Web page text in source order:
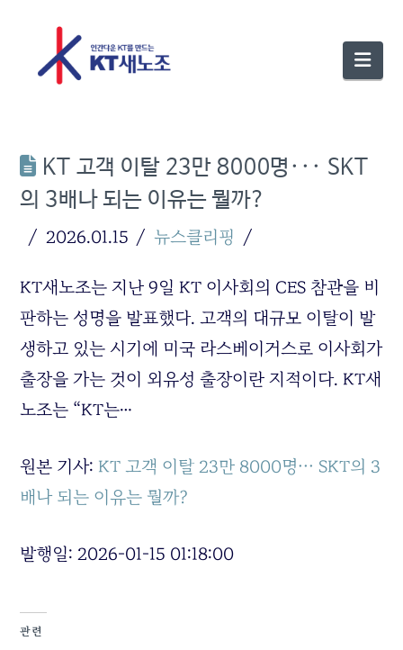
KT 고객 이탈 23만 8000명··· SKT
의 3배나 되는 이유는 뭘까?
2026.01.15 뉴스클리핑
KT새노조는 지난 9일 KT 이사회의 CES 참관을 비
판하는 성명을 발표했다. 고객의 대규모 이탈이 발
생하고 있는 시기에 미국 라스베이거스로 이사회가
출장을 가는 것이 외유성 출장이란 지적이다. KT새
노조는 “KT는…
원본 기사: KT 고객 이탈 23만 8000명··· SKT의 3
배나 되는 이유는 뭘까?
발행일: 2026-01-15 01:18:00
관련